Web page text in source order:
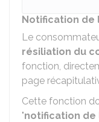
Notification de
Le
résiliation du
fonction,
page
Cette fonction
"notification de